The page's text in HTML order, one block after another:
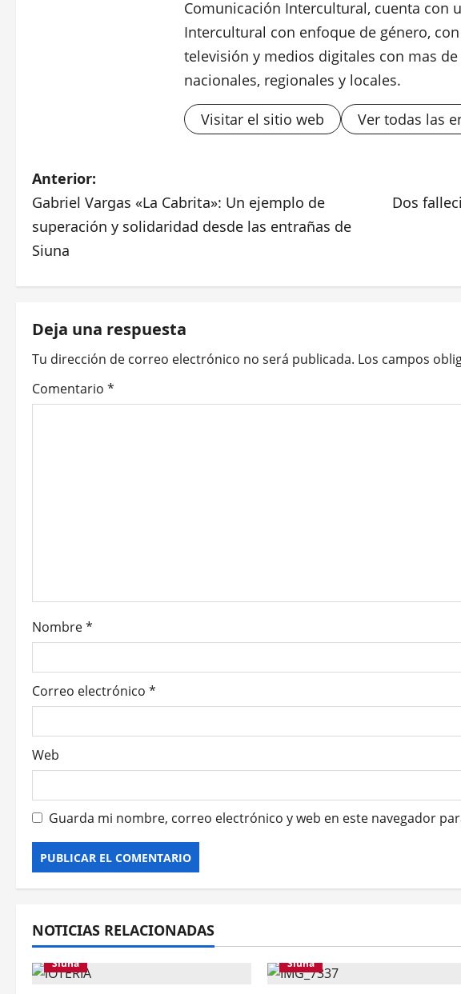
Comunicación Intercultural, cuenta con
Intercultural con enfoque de género,
televisión y medios digitales con mas
nacionales, regionales y locales.
Visitar el sitio web Ver todas las
N
a
v
e
g
a
c
n
t
r
d
s
Anterior:
Gabriel Vargas «La Cabrita»: Un ejemplo de
superación y solidaridad desde las entrañas de
Siuna
Dos
Deja una respuesta
Tu dirección de correo electrónico no será publicada. Los campos
Comentario *
Nombre*
Correo electrónico *
Web
Guarda mi nombre, correo electrónico y web en este navegador
NOTICIAS RELACIONADAS
Siuna Siuna